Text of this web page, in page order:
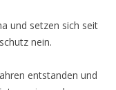
und setzen sich seit
nein.
entstanden und